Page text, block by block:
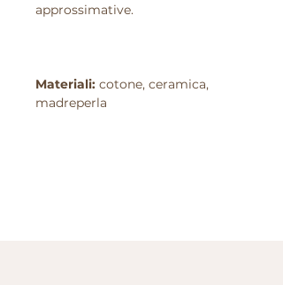
approssimative.
Materiali: cotone, ceramica,
madreperla